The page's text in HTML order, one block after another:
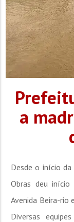
a
Desde o início
Obras deu
Avenida Beira-rio
Diversas